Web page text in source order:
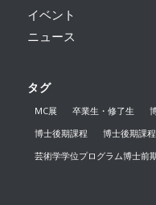
イベント
ニュース
タグ
MC展 卒業生・修了生
博士後期課程
博士後期課
芸術学学位プログラム博士前